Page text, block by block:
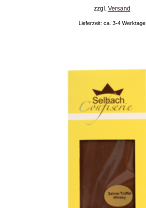
zzgl. Versand
Lieferzeit: ca. 3-4 Werktage